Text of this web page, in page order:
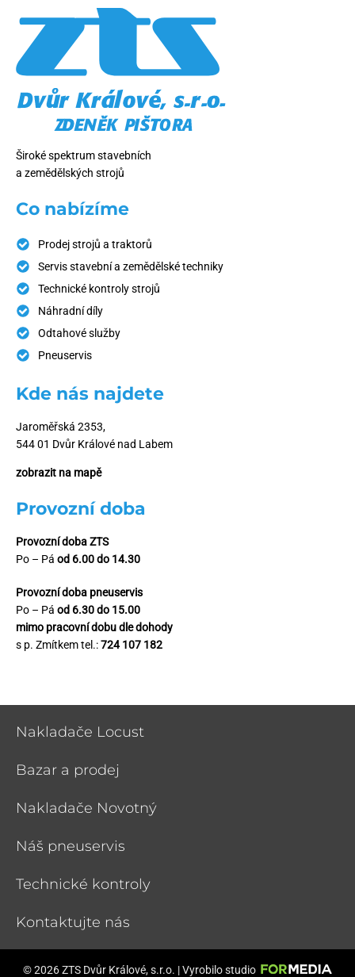
Široké spektrum stavebních
a zemědělských strojů
Co nabízíme
Prodej strojů a traktorů
Servis stavební a zemědělské techniky
Technické kontroly strojů
Náhradní díly
Odtahové služby
Pneuservis
Kde nás najdete
Jaroměřská 2353,
544 01 Dvůr Králové nad Labem
zobrazit na mapě
Provozní doba
Provozní doba ZTS
Po – Pá od 6.00 do 14.30
Provozní doba pneuservis
Po – Pá od 6.30 do 15.00
mimo pracovní dobu dle dohody
s p. Zmítkem tel.:724 107 182
Nakladače Locust
Bazar a prodej
Nakladače Novotný
Náš pneuservis
Technické kontroly
Kontaktujte nás
© 2026 ZTS Dvůr Králové, s.r.o. | Vyrobilo studio